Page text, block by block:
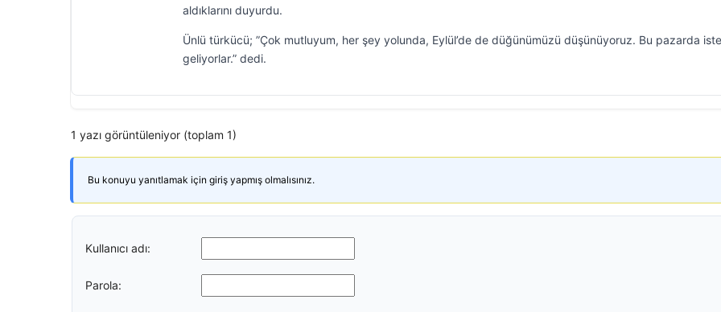
aldıklarını duyurdu.
Ünlü türkücü; ”Çok mutluyum, her şey yolunda, Eylül’de de düğünümüzü düşünüyoruz. Bu pazarda
geliyorlar.” dedi.
1 yazı görüntüleniyor (toplam 1)
Bu konuyu yanıtlamak için giriş yapmış olmalısınız.
Kullanıcı adı:
Parola: